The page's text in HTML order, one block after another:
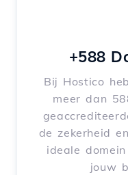
+588
Bij Hostico
meer dan
de zekerheid
ideale
jouw